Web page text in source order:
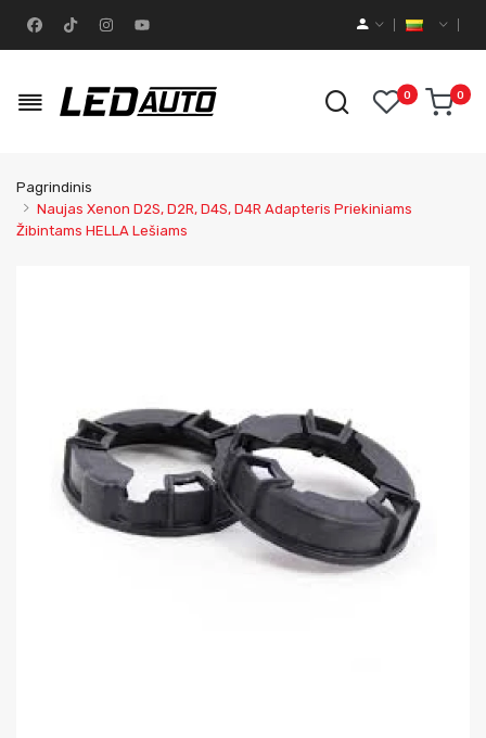
0 0
Pagrindinis
Naujas Xenon D2S, D2R, D4S, D4R Adapteris Priekiniams
Žibintams HELLA Lešiams